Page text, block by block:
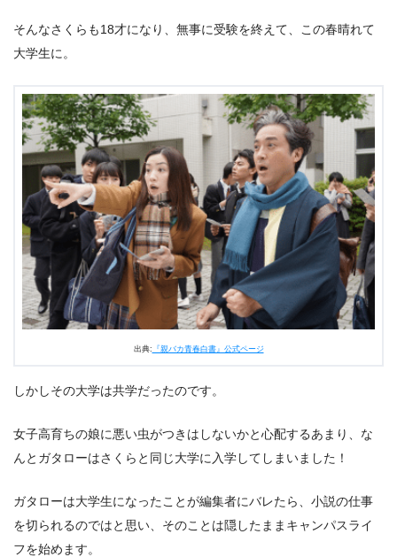
そんなさくらも18才になり、無事に受験を終えて、この春晴れて
大学生に。
出典: 『親バカ青春白書』公式ページ
しかしその大学は共学だったのです。
女子高育ちの娘に悪い虫がつきはしないかと心配するあまり、な
んとガタローはさくらと同じ大学に入学してしまいました！
ガタローは大学生になったことが編集者にバレたら、小説の仕事
を切られるのではと思い、そのことは隠したままキャンパスライ
フを始めます。